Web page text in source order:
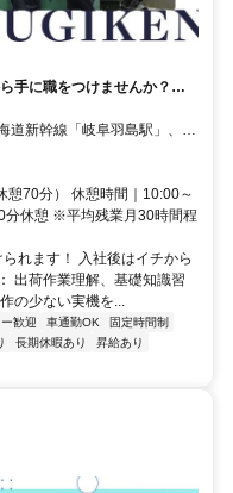
手に職をつけませんか？完
憩70分） 休憩時間｜10:00～
分休憩 ※平均残業月30時間程
れます！ 入社後はイチから
出荷作業理解、基礎知識習
の少ない実機を...
歓迎 車通勤OK
固定時間制
長期休暇あり
昇給あり